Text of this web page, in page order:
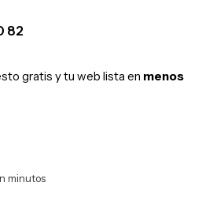
82
gratis y tu web lista en menos
minutos